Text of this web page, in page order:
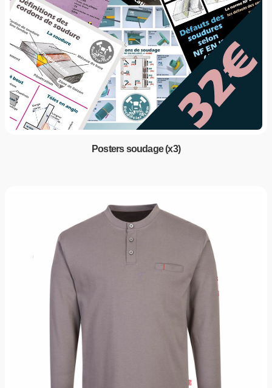
Posters soudage (x3)